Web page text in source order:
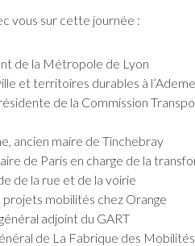
vous sur cette journée :
de la Métropole de Lyon
et territoires durables à l’Ademe
de la Commission
ancien maire de Tinchebray
de Paris en charge de la
de la rue et de la voirie
projets mobilités chez Orange
adjoint du GART
de La Fabrique des Mobilités